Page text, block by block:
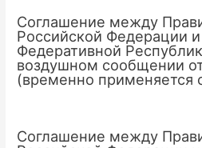
Соглашение между
Российской Федерации
Федеративной
воздушном сообщении от
(временно применяется
Соглашение между